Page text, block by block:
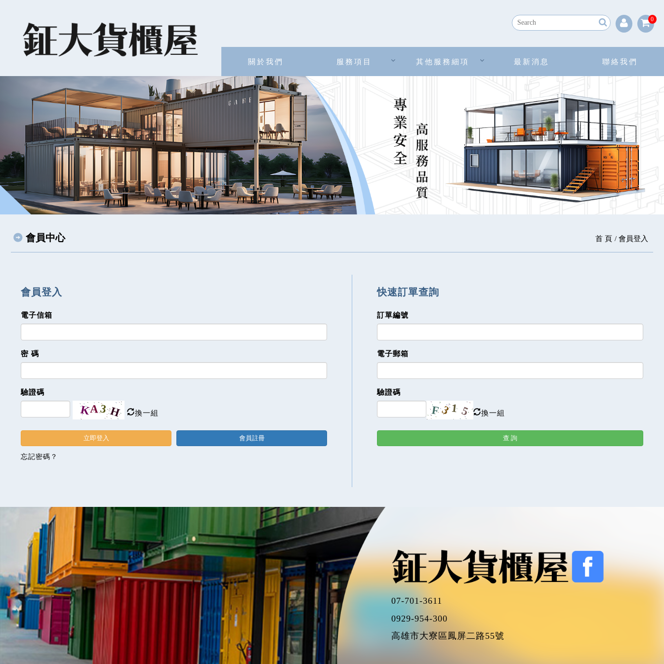
0
關於我們 服務項目 其他服務細項 最新消息 聯絡我們
會員中心 首 頁 會員登入
會員登入
電子信箱
密 碼
驗證碼
換一組
立即登入 會員註冊
忘記密碼？
快速訂單查詢
訂單編號
電子郵箱
驗證碼
換一組
查 詢
07-701-3611
0929-954-300
高雄市大寮區鳳屏二路55號